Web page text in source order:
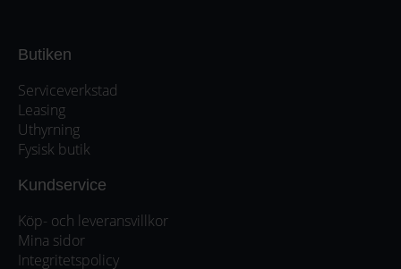
Butiken
Serviceverkstad
Leasing
Uthyrning
Fysisk butik
Kundservice
Köp- och leveransvillkor
Mina sidor
Integritetspolicy